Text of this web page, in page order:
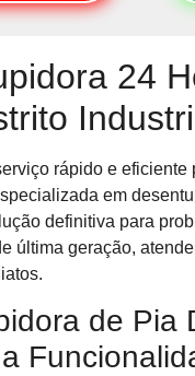
24
rápido e
em
definitiva para
última geração,
de Pia